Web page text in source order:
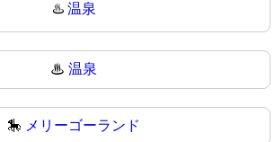
♨️ 温泉
♨ 温泉
🎠 メリーゴーランド